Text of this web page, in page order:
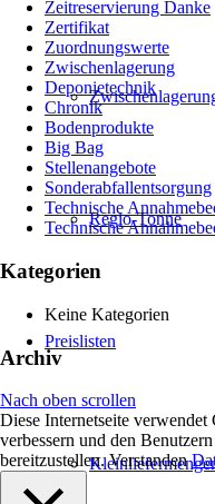
Regio-Tonne
Preislisten
Zeitreservierung Danke
Zertifikat
Zuordnungswerte
Zwischenlagerung
Deponietechnik
Chronik
Bodenprodukte
Big Bag
Stellenangebote
Sonderabfallentsorgung
Technische
Technische
Kategorien
Keine Kategorien
Archiv
Nach oben scrollen
Diese Internetseite
verbessern und den
bereitzustellen.Verstanden